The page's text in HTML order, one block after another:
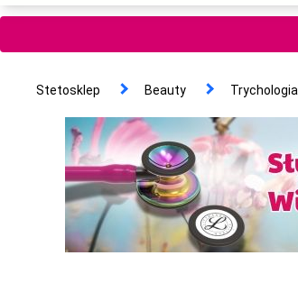
Stetosklep Beauty Trychologia